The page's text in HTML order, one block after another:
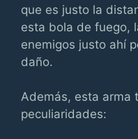
que es justo la
esta bola de fuego,
enemigos justo ahí
daño.
Además, esta arma
peculiaridades: